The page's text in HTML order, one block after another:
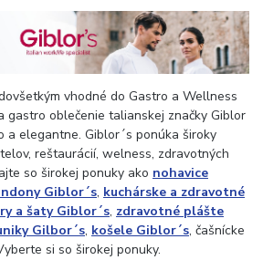
vhodné do Gastro a Wellness
gastro oblečenie talianskej značky Giblor
a elegantne. Giblor´s ponúka široky
reštaurácií, welness, zdravotných
so širokej ponuky ako nohavice
Giblor´s, kuchárske a zdravotné
a šaty Giblor´s, zdravotné plášte
Gilbor´s, košele Giblor´s, čašnícke
si so širokej ponuky.